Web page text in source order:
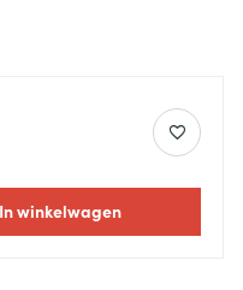
In winkelwagen